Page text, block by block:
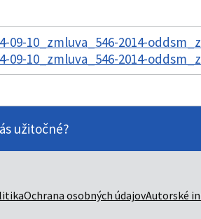
09-10_zmluva_546-2014-
09-10_zmluva_546-2014-
užitočné?
Ochrana osobných údajovAutorské